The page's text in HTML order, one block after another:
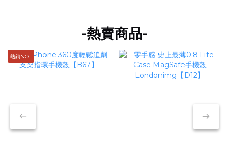
-熱賣商品-
熱銷NO.1